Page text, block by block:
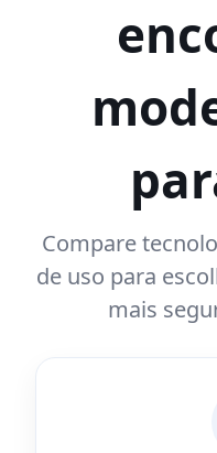
Compare
de uso para
mais